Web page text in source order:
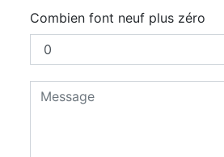
Combien font neuf plus zéro